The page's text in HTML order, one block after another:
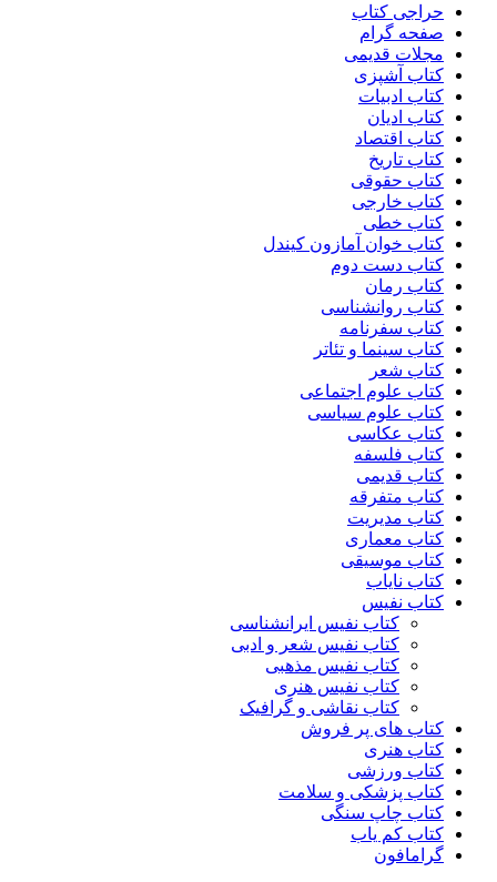
حراجی کتاب
صفحه گرام
مجلات قدیمی
کتاب آشپزی
کتاب ادبیات
کتاب ادیان
کتاب اقتصاد
کتاب تاریخ
کتاب حقوقی
کتاب خارجی
کتاب خطی
کتاب خوان آمازون کیندل
کتاب دست دوم
کتاب رمان
کتاب روانشناسی
کتاب سفرنامه
کتاب سینما و تئاتر
کتاب شعر
کتاب علوم اجتماعی
کتاب علوم سیاسی
کتاب عکاسی
کتاب فلسفه
کتاب قدیمی
کتاب متفرقه
کتاب مدیریت
کتاب معماری
کتاب موسیقی
کتاب نایاب
کتاب نفیس
کتاب نفیس ایرانشناسی
کتاب نفیس شعر و ادبی
کتاب نفیس مذهبی
کتاب نفیس هنری
کتاب نقاشی و گرافیک
کتاب های پر فروش
کتاب هنری
کتاب ورزشی
کتاب پزشکی و سلامت
کتاب چاپ سنگی
کتاب کم یاب
گرامافون